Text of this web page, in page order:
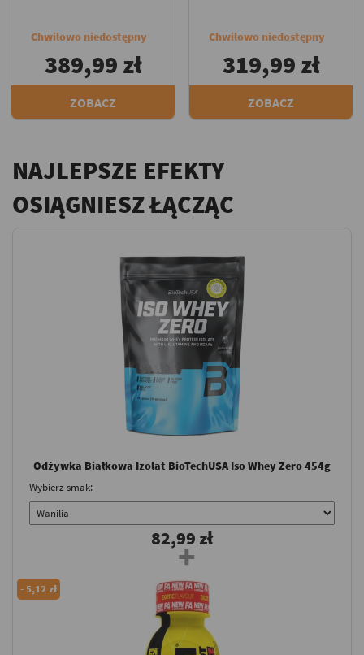
Chwilowo niedostępny
389,99 zł
ZOBACZ
Chwilowo niedostępny
319,99 zł
ZOBACZ
NAJLEPSZE EFEKTY
OSIĄGNIESZ ŁĄCZĄC
Odżywka Białkowa Izolat BioTechUSA Iso Whey Zero 454g
Wybierz smak:
82,99 zł
-5,12 zł